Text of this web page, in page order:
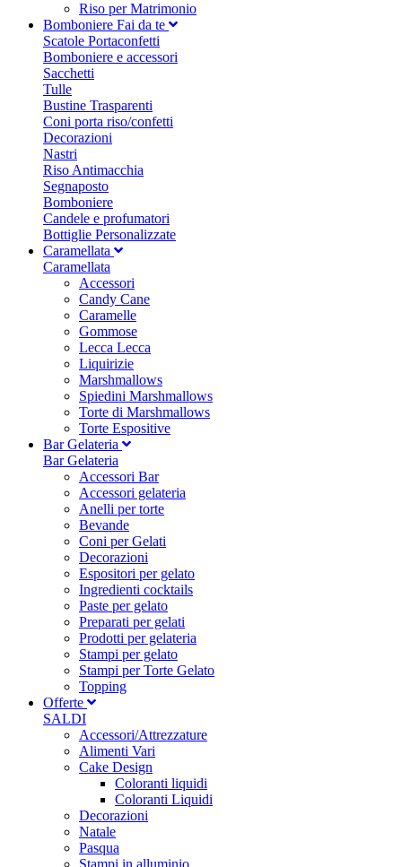
Riso per Matrimonio
Bomboniere Fai da te
Scatole Portaconfetti
Bomboniere e accessori
Sacchetti
Tulle
Bustine Trasparenti
Coni porta riso/confetti
Decorazioni
Nastri
Riso Antimacchia
Segnaposto
Bomboniere
Candele e profumatori
Bottiglie Personalizzate
Caramellata
Caramellata
Accessori
Candy Cane
Caramelle
Gommose
Lecca Lecca
Liquirizie
Marshmallows
Spiedini Marshmallows
Torte di Marshmallows
Torte Espositive
Bar Gelateria
Bar Gelateria
Accessori Bar
Accessori gelateria
Anelli per torte
Bevande
Coni per Gelati
Decorazioni
Espositori per gelato
Ingredienti cocktails
Paste per gelato
Preparati per gelati
Prodotti per gelateria
Stampi per gelato
Stampi per Torte Gelato
Topping
Offerte
SALDI
Accessori/Attrezzature
Alimenti Vari
Cake Design
Coloranti liquidi
Coloranti Liquidi
Decorazioni
Natale
Pasqua
Stampi in alluminio